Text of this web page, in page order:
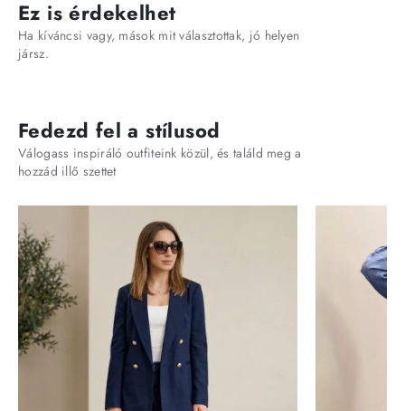
Ez is érdekelhet
Ha kíváncsi vagy, mások mit választottak, jó helyen
jársz.
Fedezd fel a stílusod
Válogass inspiráló outfiteink közül, és találd meg a
hozzád illő szettet